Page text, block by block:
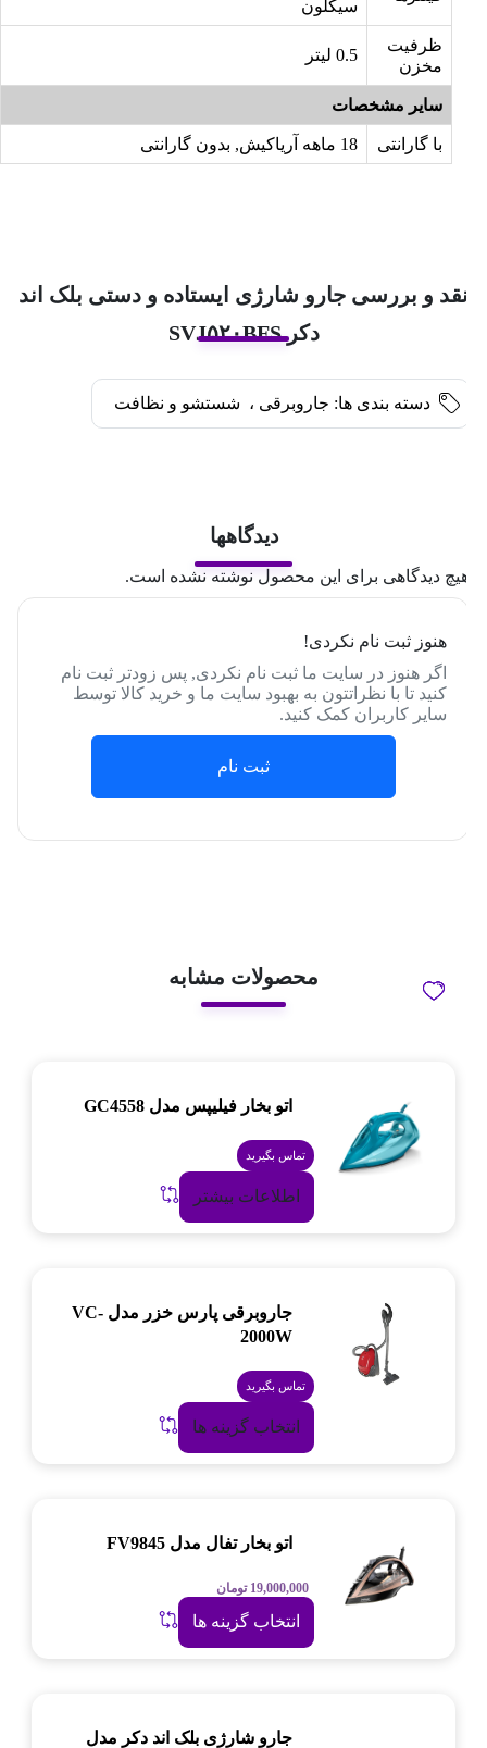
سیکلون
ظرفیت
مخزن
0.5 لیتر
سایر مشخصات
با گارانتی
و بررسی جارو شارژی ایستاده و دستی بلک اند
دکر SVJ۵۲۰BFS
دسته بندی ها: جاروبرقی ، شستشو و نظافت
دیدگاهها
دیدگاهی برای این محصول نوشته نشده است.
هنوز ثبت نام نکردی!
اگر هنوز در سایت ما ثبت نام نکردی, پس زودتر ثبت نام
کنید تا با نظراتتون به بهبود سایت ما و خرید کالا توسط
سایر کاربران کمک کنید.
ثبت نام
محصولات مشابه
اتو بخار فیلیپس مدل GC4558
تماس بگیرید
اطلاعات بیشتر
جاروبرقی پارس خزر مدل VC-
2000W
تماس بگیرید
انتخاب گزینه ها
اتو بخار تفال مدل FV9845
19,000,000 تومان
انتخاب گزینه ها
جارو شارژی بلک اند دکر مدل